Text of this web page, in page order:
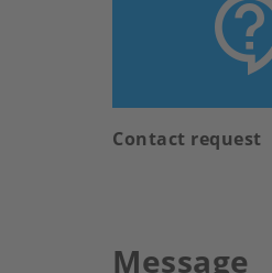
Contact request
Message